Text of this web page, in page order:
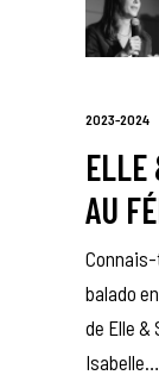
2023-2024
ELLE
AU
Connais-
balado
de Elle &
Isabelle…